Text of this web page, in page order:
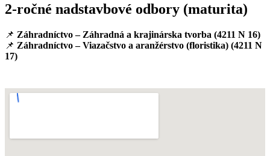
2-ročné nadstavbové odbory (maturita)
📌 Záhradníctvo – Záhradná a krajinárska tvorba (4211 N 16)
📌 Záhradníctvo – Viazačstvo a aranžérstvo (floristika) (4211 N
17)